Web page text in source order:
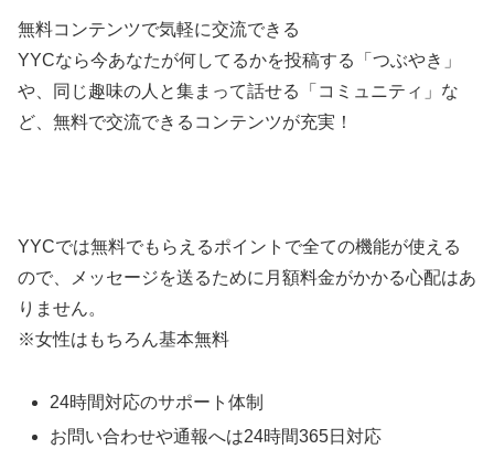
無料コンテンツで気軽に交流できる
YYCなら今あなたが何してるかを投稿する「つぶやき」
や、同じ趣味の人と集まって話せる「コミュニティ」な
ど、無料で交流できるコンテンツが充実！
YYCでは無料でもらえるポイントで全ての機能が使える
ので、メッセージを送るために月額料金がかかる心配はあ
りません。
※女性はもちろん基本無料
24時間対応のサポート体制
お問い合わせや通報へは24時間365日対応